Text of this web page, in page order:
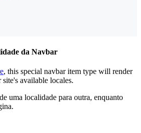
da Navbar
, this special navbar item type will render
available locales.
uma localidade para outra, enquanto